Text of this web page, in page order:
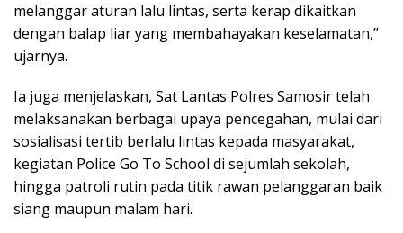
melanggar aturan lalu lintas, serta kerap dikaitkan
dengan balap liar yang membahayakan keselamatan,”
ujarnya.
Ia juga menjelaskan, Sat Lantas Polres Samosir telah
melaksanakan berbagai upaya pencegahan, mulai dari
sosialisasi tertib berlalu lintas kepada masyarakat,
kegiatan Police Go To School di sejumlah sekolah,
hingga patroli rutin pada titik rawan pelanggaran baik
siang maupun malam hari.